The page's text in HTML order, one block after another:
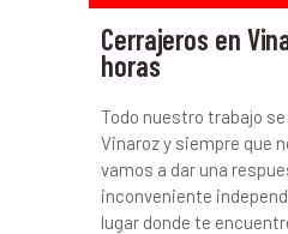
Cerrajeros en
horas
Todo nuestro trabajo
Vinaroz y siempre que
vamos a dar una
inconveniente
lugar donde te